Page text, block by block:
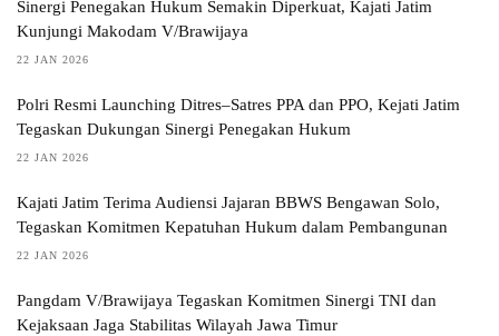
Sinergi Penegakan Hukum Semakin Diperkuat, Kajati Jatim
Kunjungi Makodam V/Brawijaya
22 JAN 2026
Polri Resmi Launching Ditres–Satres PPA dan PPO, Kejati Jatim
Tegaskan Dukungan Sinergi Penegakan Hukum
22 JAN 2026
Kajati Jatim Terima Audiensi Jajaran BBWS Bengawan Solo,
Tegaskan Komitmen Kepatuhan Hukum dalam Pembangunan
22 JAN 2026
Pangdam V/Brawijaya Tegaskan Komitmen Sinergi TNI dan
Kejaksaan Jaga Stabilitas Wilayah Jawa Timur